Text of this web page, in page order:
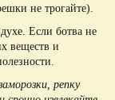
не трогайте).
Если ботва не
веществ и
репку